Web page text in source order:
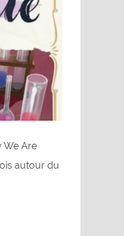
We Are
autour du